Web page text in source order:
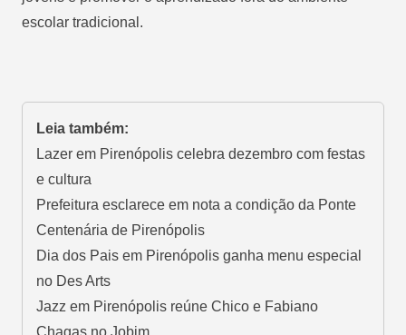
escolar tradicional.
Leia também:
Lazer em Pirenópolis celebra dezembro com festas
e cultura
Prefeitura esclarece em nota a condição da Ponte
Centenária de Pirenópolis
Dia dos Pais em Pirenópolis ganha menu especial
no Des Arts
Jazz em Pirenópolis reúne Chico e Fabiano
Chagas no Jobim